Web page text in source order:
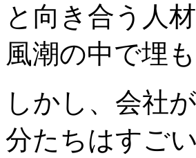
と向き合う人
風潮の中で埋
しかし、会社
分たちはすご